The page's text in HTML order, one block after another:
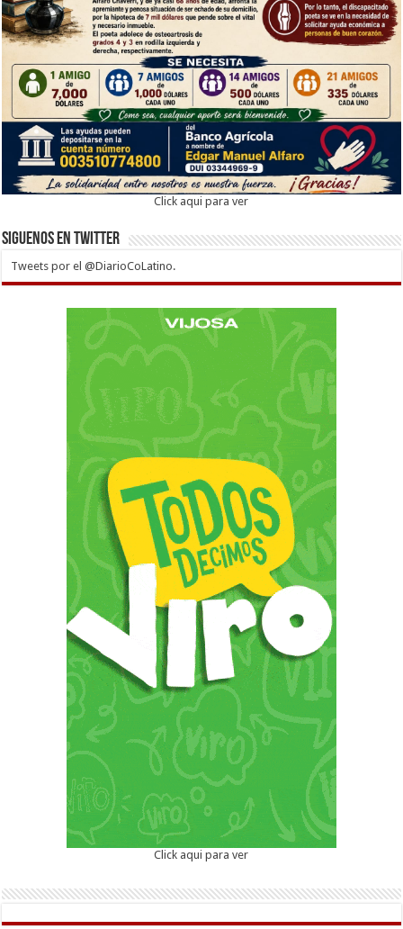
Click aqui para ver
Siguenos en twitter
Tweets por el @DiarioCoLatino.
Click aqui para ver